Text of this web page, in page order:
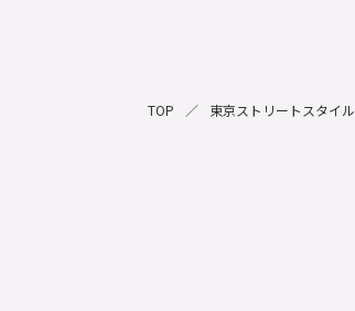
TOP 東京ストリートスタイル